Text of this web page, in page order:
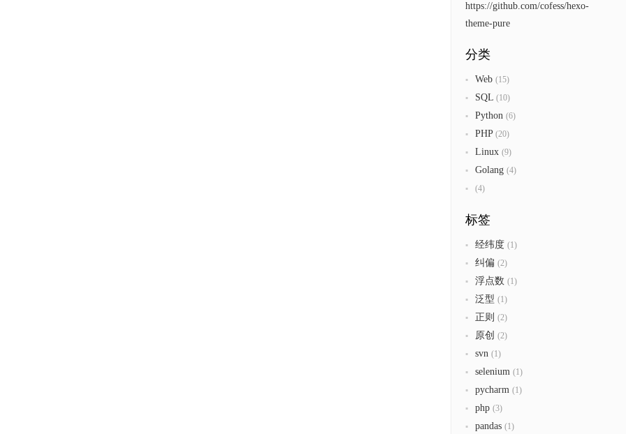
https://github.com/cofess/hexo-
theme-pure
分类
Web (15)
SQL (10)
Python (6)
PHP (20)
Linux (9)
Golang (4)
(4)
标签
经纬度 (1)
纠偏 (2)
浮点数 (1)
泛型 (1)
正则 (2)
原创 (2)
svn (1)
selenium (1)
pycharm (1)
php (3)
pandas (1)